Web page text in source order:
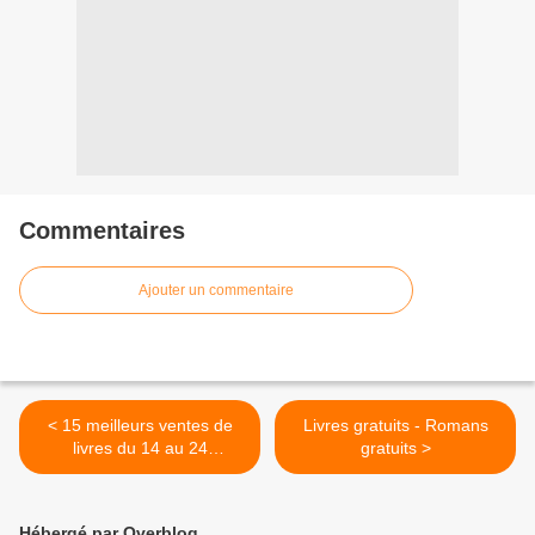
Commentaires
Ajouter un commentaire
< 15 meilleurs ventes de
livres du 14 au 24
septembre
Livres gratuits - Romans
gratuits >